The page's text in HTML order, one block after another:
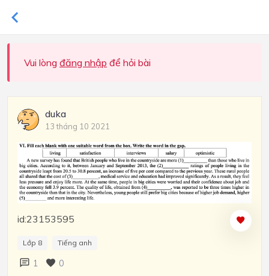
Vui lòng đăng nhập để hỏi bài
duka
13 tháng 10 2021
id:23153595
Lớp 8 Tiếng anh
1 0